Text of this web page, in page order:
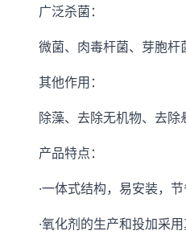
广泛杀菌：
微菌、肉毒杆菌、芽胞杆
其他作用：
除藻、去除无机物、去除
产品特点：
·一体式结构，易安装，节
·氧化剂的生产和投加采